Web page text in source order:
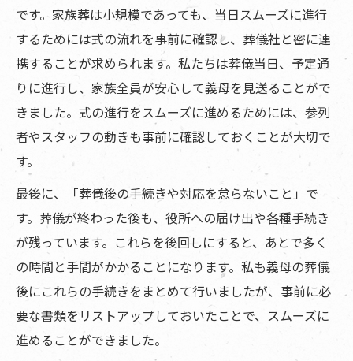
です。家族葬は小規模であっても、当日スムーズに進行
するためには式の流れを事前に確認し、葬儀社と密に連
携することが求められます。私たちは葬儀当日、予定通
りに進行し、家族全員が安心して義母を見送ることがで
きました。式の進行をスムーズに進めるためには、参列
者やスタッフの動きも事前に確認しておくことが大切で
す。
最後に、「葬儀後の手続きや対応を怠らないこと」で
す。葬儀が終わった後も、役所への届け出や各種手続き
が残っています。これらを後回しにすると、あとで多く
の時間と手間がかかることになります。私も義母の葬儀
後にこれらの手続きをまとめて行いましたが、事前に必
要な書類をリストアップしておいたことで、スムーズに
進めることができました。